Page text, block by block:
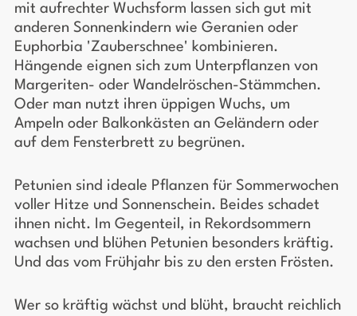
mit aufrechter Wuchsform lassen sich gut mit
anderen Sonnenkindern wie Geranien oder
Euphorbia 'Zauberschnee' kombinieren.
Hängende eignen sich zum Unterpflanzen von
Margeriten- oder Wandelröschen-Stämmchen.
Oder man nutzt ihren üppigen Wuchs, um
Ampeln oder Balkonkästen an Geländern oder
auf dem Fensterbrett zu begrünen.
Petunien sind ideale Pflanzen für Sommerwochen
voller Hitze und Sonnenschein. Beides schadet
ihnen nicht. Im Gegenteil, in Rekordsommern
wachsen und blühen Petunien besonders kräftig.
Und das vom Frühjahr bis zu den ersten Frösten.
Wer so kräftig wächst und blüht, braucht reichlich